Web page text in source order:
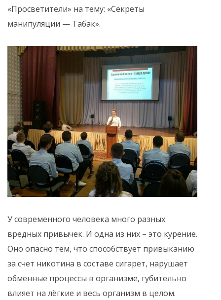
«Просветители» на тему: «Секреты
манипуляции — Табак».
У современного человека много разных
вредных привычек. И одна из них – это курение.
Оно опасно тем, что способствует привыканию
за счет никотина в составе сигарет, нарушает
обменные процессы в организме, губительно
влияет на лёгкие и весь организм в целом.